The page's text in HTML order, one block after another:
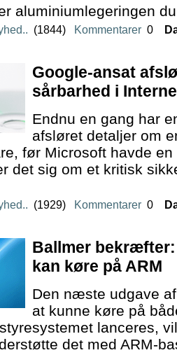
aluminiumlegeringen
(1844) Kommentarer 0
Google-ansat
sårbarhed i
Endnu en gang har
afsløret detaljer om
før Microsoft havde
det sig om et kritisk
(1929) Kommentarer 0
Ballmer
kan køre på ARM
Den næste udgave
at kunne køre på
lanceres,
det med ARM-